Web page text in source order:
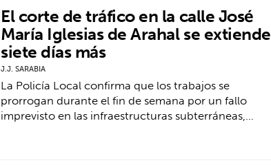
El corte de tráfico en la calle José
María Iglesias de Arahal se extiende
siete días más
J.J. SARABIA
La Policía Local confirma que los trabajos se
prorrogan durante el fin de semana por un fallo
imprevisto en las infraestructuras subterráneas,…